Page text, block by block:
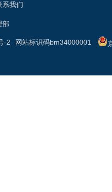
系我们
部
网站标识码bm34000001
-2